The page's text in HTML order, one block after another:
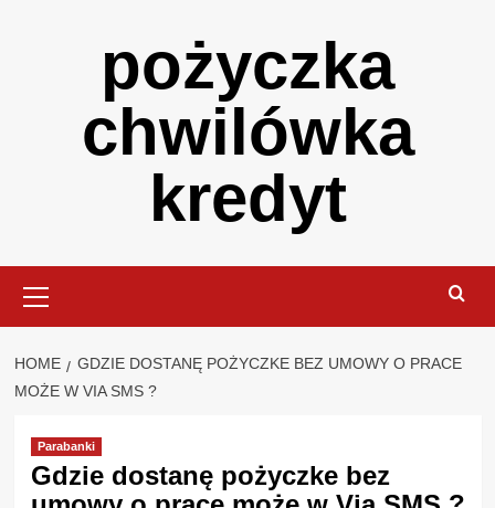
pożyczka
chwilówka
kredyt
Menu
HOME
GDZIE DOSTANĘ POŻYCZKE BEZ UMOWY O PRACE
MOŻE W VIA SMS ?
Parabanki
Gdzie dostanę pożyczke bez